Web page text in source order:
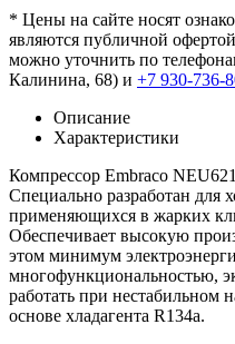
* Цены на сайте носят
являются публичной
можно уточнить по
Калинина, 68) и +7 930-736-
Описание
Характеристики
Компрессор Embraco
Специально разработан для
применяющихся в жарких
Обеспечивает высокую
этом минимум
многофункциональностью,
работать при нестабильном
основе хладагента R134a.